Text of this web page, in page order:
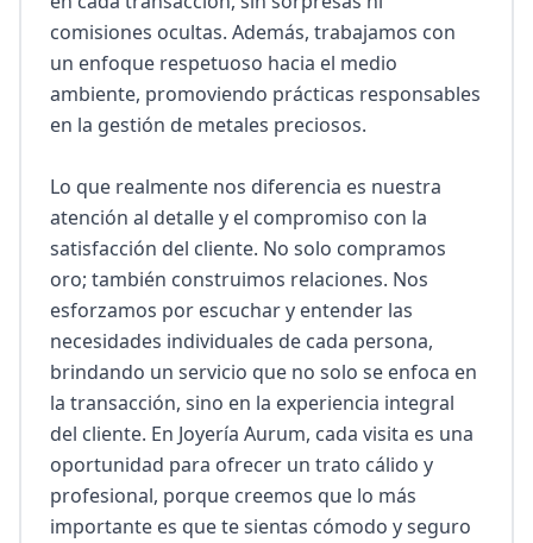
comisiones ocultas. Además, trabajamos con
un enfoque respetuoso hacia el medio
ambiente, promoviendo prácticas responsables
en la gestión de metales preciosos.
Lo que realmente nos diferencia es nuestra
atención al detalle y el compromiso con la
satisfacción del cliente. No solo compramos
oro; también construimos relaciones. Nos
esforzamos por escuchar y entender las
necesidades individuales de cada persona,
brindando un servicio que no solo se enfoca en
la transacción, sino en la experiencia integral
del cliente. En Joyería Aurum, cada visita es una
oportunidad para ofrecer un trato cálido y
profesional, porque creemos que lo más
importante es que te sientas cómodo y seguro